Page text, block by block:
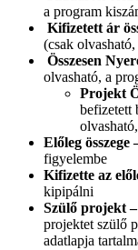
a program
Kifizetett ár
(csak
Összesen
olvasható, a
Projekt
befizetett
Előleg összege
figyelembe
Kifizette az
kipipálni
Szülő projekt –
projektet szülő
adatlapja